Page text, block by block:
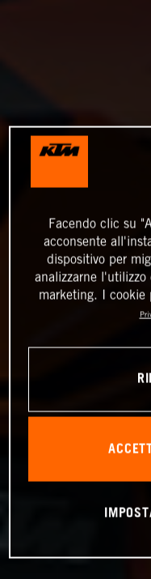
Facendo clic su
acconsente
dispositivo per
analizzarne
marketing. I cookie